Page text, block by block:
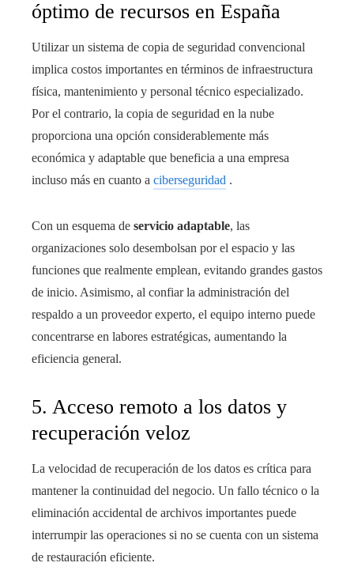
óptimo de recursos en España
Utilizar un sistema de copia de seguridad convencional
implica costos importantes en términos de infraestructura
física, mantenimiento y personal técnico especializado.
Por el contrario, la copia de seguridad en la nube
proporciona una opción considerablemente más
económica y adaptable que beneficia a una empresa
incluso más en cuanto a ciberseguridad .
Con un esquema de servicio adaptable, las
organizaciones solo desembolsan por el espacio y las
funciones que realmente emplean, evitando grandes gastos
de inicio. Asimismo, al confiar la administración del
respaldo a un proveedor experto, el equipo interno puede
concentrarse en labores estratégicas, aumentando la
eficiencia general.
5. Acceso remoto a los datos y
recuperación veloz
La velocidad de recuperación de los datos es crítica para
mantener la continuidad del negocio. Un fallo técnico o la
eliminación accidental de archivos importantes puede
interrumpir las operaciones si no se cuenta con un sistema
de restauración eficiente.